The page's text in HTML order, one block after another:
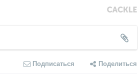
Подписаться Поделиться